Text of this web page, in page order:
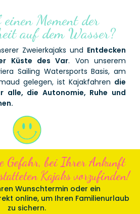
Moment der
auf dem Wasser?
Zweierkajaks und Entdecken
Küste des Var. Von unserem
Sailing Watersports Basis, am
gelegen, ist Kajakfahren die
alle, die Autonomie, Ruhe und
Gefahr, bei Ihrer Ankunft
Kajaks vorzufinden!
Wunschtermin oder ein
online, um Ihren Familienurlaub
zu sichern.